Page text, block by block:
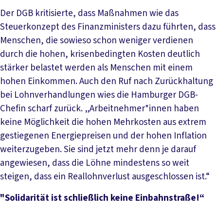
Der DGB kritisierte, dass Maßnahmen wie das
Steuerkonzept des Finanzministers dazu führten, dass
Menschen, die sowieso schon weniger verdienen
durch die hohen, krisenbedingten Kosten deutlich
stärker belastet werden als Menschen mit einem
hohen Einkommen. Auch den Ruf nach Zurückhaltung
bei Lohnverhandlungen wies die Hamburger DGB-
Chefin scharf zurück. „Arbeitnehmer*innen haben
keine Möglichkeit die hohen Mehrkosten aus extrem
gestiegenen Energiepreisen und der hohen Inflation
weiterzugeben. Sie sind jetzt mehr denn je darauf
angewiesen, dass die Löhne mindestens so weit
steigen, dass ein Reallohnverlust ausgeschlossen ist.“
"Solidarität ist schließlich keine Einbahnstraße!“